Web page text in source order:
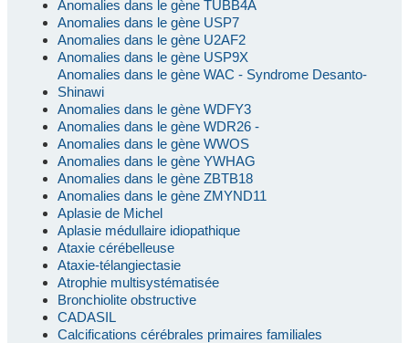
Anomalies dans le gène TUBB4A
Anomalies dans le gène USP7
Anomalies dans le gène U2AF2
Anomalies dans le gène USP9X
Anomalies dans le gène WAC - Syndrome Desanto-
Shinawi
Anomalies dans le gène WDFY3
Anomalies dans le gène WDR26 -
Anomalies dans le gène WWOS
Anomalies dans le gène YWHAG
Anomalies dans le gène ZBTB18
Anomalies dans le gène ZMYND11
Aplasie de Michel
Aplasie médullaire idiopathique
Ataxie cérébelleuse
Ataxie-télangiectasie
Atrophie multisystématisée
Bronchiolite obstructive
CADASIL
Calcifications cérébrales primaires familiales